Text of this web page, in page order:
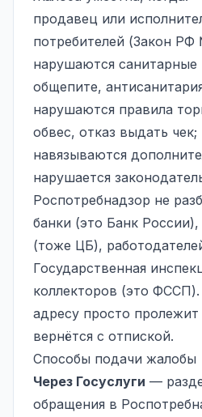
продавец или
потребителей (Закон РФ
нарушаются
общепите,
нарушаются правила
обвес, отказ выдать чек;
навязываются
нарушается
Роспотребнадзор не
банки (это Банк
(тоже ЦБ),
Государственная
коллекторов (это
адресу просто
вернётся с отпиской.
Способы подачи жалобы
Через Госуслуги —
обращения в